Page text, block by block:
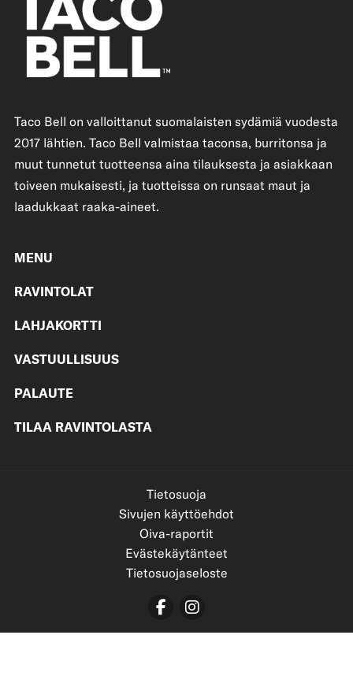
Taco Bell on valloittanut suomalaisten sydämiä vuodesta
2017 lähtien. Taco Bell valmistaa taconsa, burritonsa ja
muut tunnetut tuotteensa aina tilauksesta ja asiakkaan
toiveen mukaisesti, ja tuotteissa on runsaat maut ja
laadukkaat raaka-aineet.
MENU
RAVINTOLAT
LAHJAKORTTI
VASTUULLISUUS
PALAUTE
TILAA RAVINTOLASTA
Tietosuoja
Sivujen käyttöehdot
Oiva-raportit
Evästekäytänteet
Tietosuojaseloste